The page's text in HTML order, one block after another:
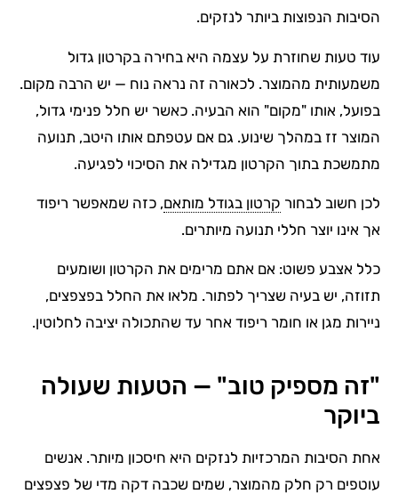
הסיבות הנפוצות ביותר לנזקים.
עוד טעות שחוזרת על עצמה היא בחירה בקרטון גדול
משמעותית מהמוצר. לכאורה זה נראה נוח — יש הרבה מקום.
בפועל, אותו "מקום" הוא הבעיה. כאשר יש חלל פנימי גדול,
המוצר זז במהלך שינוע. גם אם עטפתם אותו היטב, תנועה
מתמשכת בתוך הקרטון מגדילה את הסיכוי לפגיעה.
לכן חשוב לבחור קרטון בגודל מותאם, כזה שמאפשר ריפוד
אך אינו יוצר חללי תנועה מיותרים.
כלל אצבע פשוט: אם אתם מרימים את הקרטון ושומעים
תזוזה, יש בעיה שצריך לפתור. מלאו את החלל בפצפצים,
ניירות מגן או חומר ריפוד אחר עד שהתכולה יציבה לחלוטין.
"זה מספיק טוב" — הטעות שעולה
ביוקר
אחת הסיבות המרכזיות לנזקים היא חיסכון מיותר. אנשים
עוטפים רק חלק מהמוצר, שמים שכבה דקה מדי של פצפצים